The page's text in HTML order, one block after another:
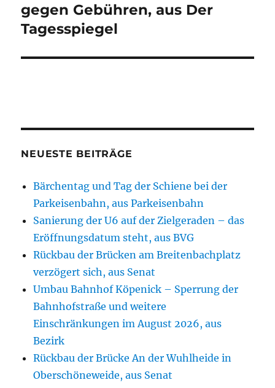
gegen Gebühren, aus Der
Tagesspiegel
NEUESTE BEITRÄGE
Bärchentag und Tag der Schiene bei der
Parkeisenbahn, aus Parkeisenbahn
Sanierung der U6 auf der Zielgeraden – das
Eröffnungsdatum steht, aus BVG
Rückbau der Brücken am Breitenbachplatz
verzögert sich, aus Senat
Umbau Bahnhof Köpenick – Sperrung der
Bahnhofstraße und weitere
Einschränkungen im August 2026, aus
Bezirk
Rückbau der Brücke An der Wuhlheide in
Oberschöneweide, aus Senat